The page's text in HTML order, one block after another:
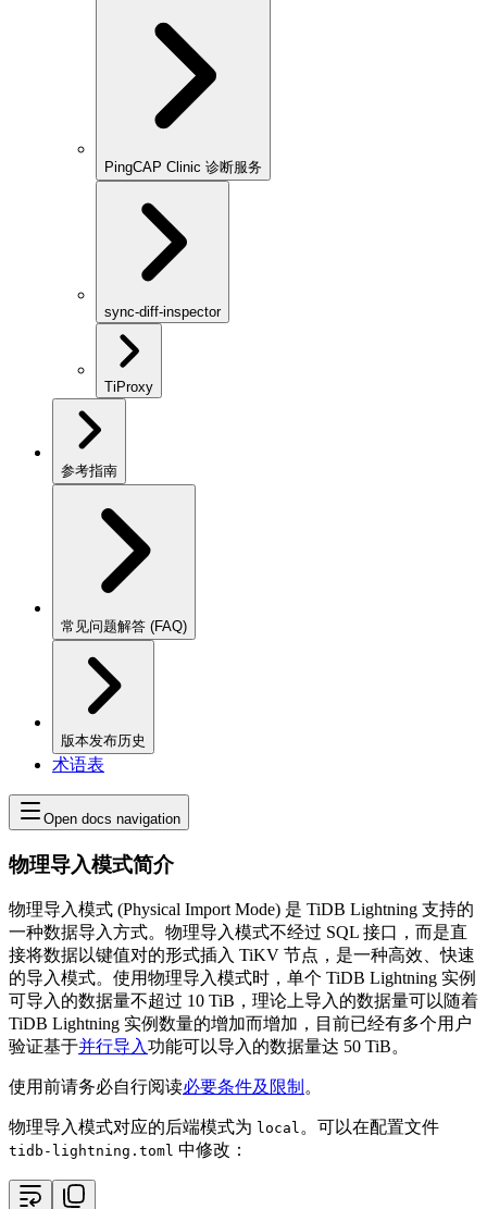
PingCAP Clinic 诊断服务
sync-diff-inspector
TiProxy
参考指南
常见问题解答 (FAQ)
版本发布历史
术语表
Open docs navigation
物理导入模式简介
物理导入模式 (Physical Import Mode) 是 TiDB Lightning 支持的
一种数据导入方式。物理导入模式不经过 SQL 接口，而是直
接将数据以键值对的形式插入 TiKV 节点，是一种高效、快速
的导入模式。使用物理导入模式时，单个 TiDB Lightning 实例
可导入的数据量不超过 10 TiB，理论上导入的数据量可以随着
TiDB Lightning 实例数量的增加而增加，目前已经有多个用户
验证基于并行导入功能可以导入的数据量达 50 TiB。
使用前请务必自行阅读必要条件及限制 。
物理导入模式对应的后端模式为 local。可以在配置文件
tidb-lightning.toml 中修改：